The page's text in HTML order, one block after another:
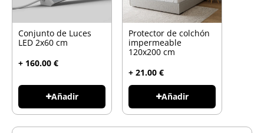
Conjunto de Luces
LED 2x60 cm
+ 160.00 €
Añadir
Protector de colchón
impermeable
120x200 cm
+ 21.00 €
Añadir